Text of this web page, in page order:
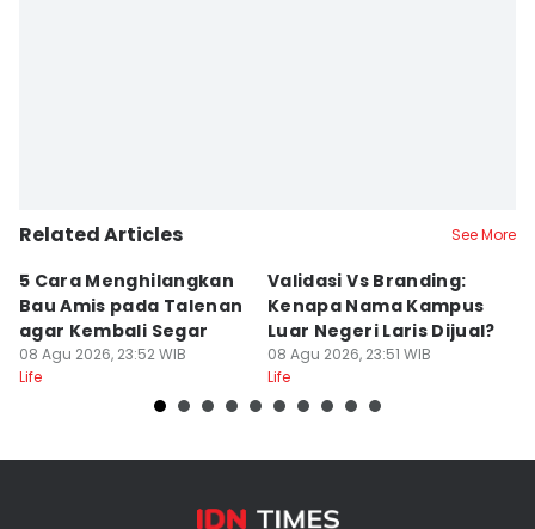
Related Articles See More
5 Cara Menghilangkan
Bau Amis pada Talenan
agar Kembali Segar
08 Agu 2026, 23:52 WIB
Life
Validasi Vs Branding:
Kenapa Nama Kampus
Luar Negeri Laris Dijual?
08 Agu 2026, 23:51 WIB
Life